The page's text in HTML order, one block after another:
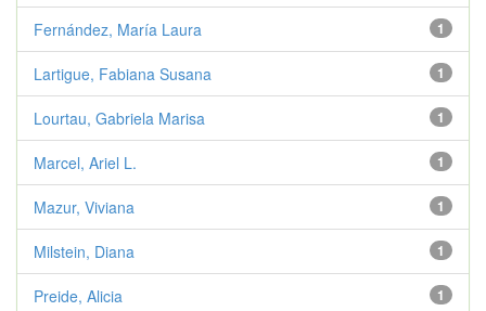
1
Fernández, María Laura
1
Lartigue, Fabiana Susana
1
Lourtau, Gabriela Marisa
1
Marcel, Ariel L.
1
Mazur, Viviana
1
Milstein, Diana
1
Preide, Alicia